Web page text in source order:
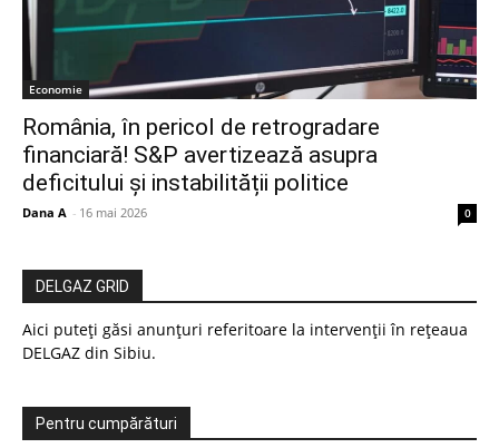
Economie
România, în pericol de retrogradare
financiară! S&P avertizează asupra
deficitului și instabilității politice
Dana A - 16 mai 2026 0
DELGAZ GRID
Aici puteți găsi anunțuri referitoare la intervenții în rețeaua
DELGAZ din Sibiu.
Pentru cumpărături